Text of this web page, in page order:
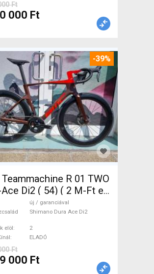
Ft
000 Ft
-39%
R 01 TWO
Ace Di2 ( 54) ( 2 M-Ft e
Shimano Dura Ace
új / garanciával
új / garanciával
Shimano Dura Ace Di2
elöl
2
ELADÓ
Ft
000 Ft